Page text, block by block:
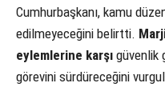
Cumhurbaşkanı, kamu
edilmeyeceğini belirtti.
eylemlerine karşı güvenlik
görevini sürdüreceğini